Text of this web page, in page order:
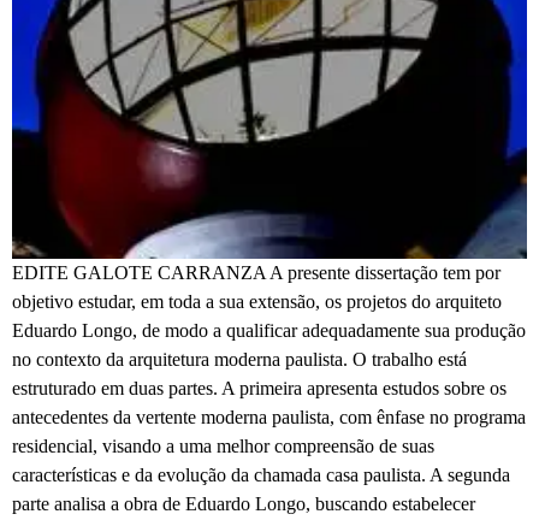
EDITE GALOTE CARRANZA A presente dissertação tem por
objetivo estudar, em toda a sua extensão, os projetos do arquiteto
Eduardo Longo, de modo a qualificar adequadamente sua produção
no contexto da arquitetura moderna paulista. O trabalho está
estruturado em duas partes. A primeira apresenta estudos sobre os
antecedentes da vertente moderna paulista, com ênfase no programa
residencial, visando a uma melhor compreensão de suas
características e da evolução da chamada casa paulista. A segunda
parte analisa a obra de Eduardo Longo, buscando estabelecer